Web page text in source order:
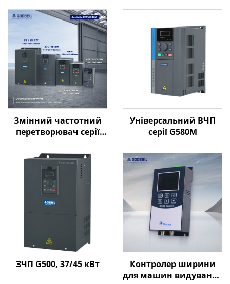
Змінний частотний
перетворювач серії
кВт–800 кВт |
Керування за V/F та
векторне керування |
Відповідає стандарту
CE
Універсальний ВЧП
серії G580M
ЗЧП G500, 37/45 кВт
Контролер ширини
для машин видування